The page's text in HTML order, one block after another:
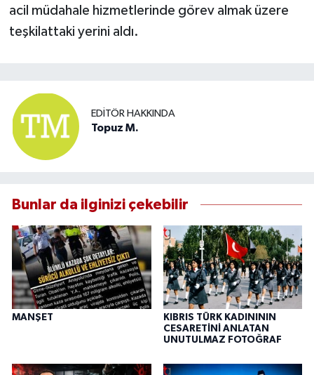
acil müdahale hizmetlerinde görev almak üzere
teşkilattaki yerini aldı.
EDITÖR HAKKINDA
Topuz M.
Bunlar da ilginizi çekebilir
MANŞET
KIBRIS TÜRK KADINININ
CESARETİNİ ANLATAN
UNUTULMAZ FOTOĞRAF